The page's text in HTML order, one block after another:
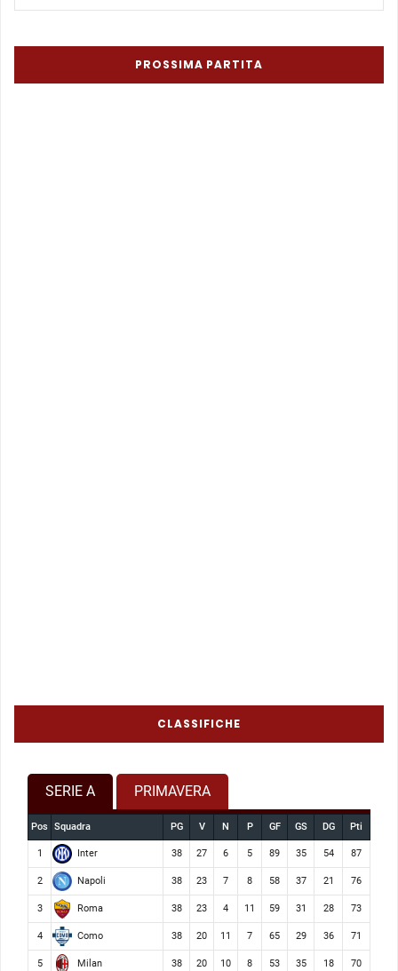
PROSSIMA PARTITA
CLASSIFICHE
SERIE A PRIMAVERA
Pos Squadra PG V N P GF GS DG Pti
1 Inter 38 27 6 5 89 35 54 87
2 Napoli 38 23 7 8 58 37 21 76
3 Roma 38 23 4 11 59 31 28 73
4 Como 38 20 11 7 65 29 36 71
5 Milan 38 20 10 8 53 35 18 70